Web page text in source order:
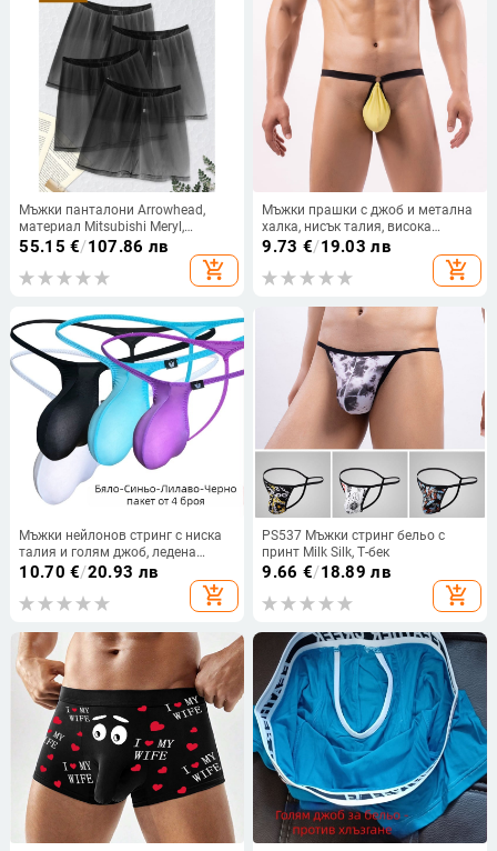
Мъжки панталони Arrowhead,
материал Mitsubishi Meryl,
основна материя: акрил, ниска
талия, подплата памук-модал,
пролет
55.15 €/107.86 лв
add_shopping_cart
Мъжки прашки с джоб и метална
халка, нисък талия, висока
еластичност
9.73 €/19.03 лв
add_shopping_cart
Мъжки нейлонов стринг с ниска
талия и голям джоб, ледена
коприна текстура, флорален
10.70 €/20.93 лв
add_shopping_cart
PS537 Мъжки стринг бельо с
принт Milk Silk, Т-бек
9.66 €/18.89 лв
add_shopping_cart